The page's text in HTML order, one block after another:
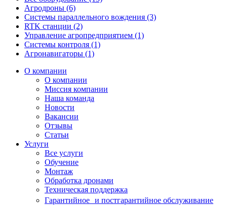
Агродроны (6)
Системы параллельного вождения (3)
RTK станции (2)
Управление агропредприятием (1)
Системы контроля (1)
Агронавигаторы (1)
О компании
О компании
Миссия компании
Наша команда
Новости
Вакансии
Отзывы
Статьи
Услуги
Все услуги
Обучение
Монтаж
Обработка дронами
Техническая поддержка
Гарантийное и постгарантийное обслуживание